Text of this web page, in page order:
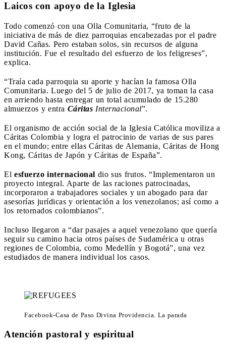
Laicos con apoyo de la Iglesia
Todo comenzó con una Olla Comunitaria, “fruto de la
iniciativa de más de diez parroquias encabezadas por el padre
David Cañas. Pero estaban solos, sin recursos de alguna
institución. Fue el resultado del esfuerzo de los feligreses”,
explica.
“Traía cada parroquia su aporte y hacían la famosa Olla
Comunitaria. Luego del 5 de julio de 2017, ya toman la casa
en arriendo hasta entregar un total acumulado de 15.280
almuerzos y entra Cáritas Internacional”.
El organismo de acción social de la Iglesia Católica moviliza a
Cáritas Colombia y logra el patrocinio de varias de sus pares
en el mundo; entre ellas Cáritas de Alemania, Cáritas de Hong
Kong, Cáritas de Japón y Cáritas de España”.
El esfuerzo internacional dio sus frutos. “Implementaron un
proyecto integral. Aparte de las raciones patrocinadas,
incorporaron a trabajadores sociales y un abogado para dar
asesorías jurídicas y orientación a los venezolanos; así como a
los retornados colombianos”.
Incluso llegaron a “dar pasajes a aquel venezolano que quería
seguir su camino hacia otros países de Sudamérica u otras
regiones de Colombia, como Medellín y Bogotá”, una vez
estudiados de manera individual los casos.
Facebook-Casa de Paso Divina Providencia. La parada
Atención pastoral y espiritual